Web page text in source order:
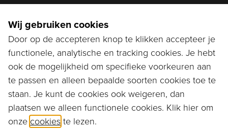
Ga naar...
Bestellen
Diensten
Assortiment
Wij gebruiken cookies
Door op de accepteren knop te klikken accepteer je
functionele, analytische en tracking cookies. Je hebt
ook de mogelijkheid om specifieke voorkeuren aan
te passen en alleen bepaalde soorten cookies toe te
staan. Je kunt de cookies ook weigeren, dan
plaatsen we alleen functionele cookies. Klik hier om
onze cookies te lezen.